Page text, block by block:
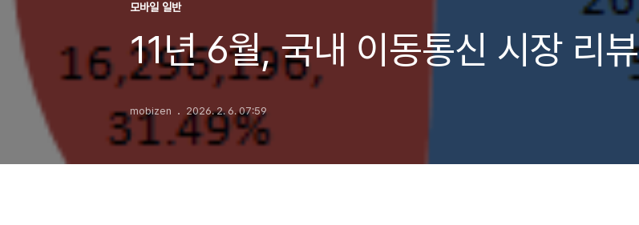
모바일 일반
11년 6월, 국내 이동통신 시장 리뷰
mobizen 2026. 2. 6. 07:59